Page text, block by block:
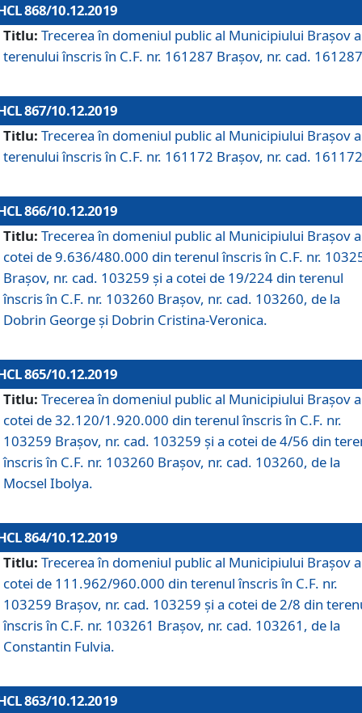
868/10.12.2019
Titlu: Trecerea în domeniul public al Municipiului Braşov a
terenului înscris în C.F. nr. 161287 Brașov, nr. cad.
867/10.12.2019
Titlu: Trecerea în domeniul public al Municipiului Braşov a
terenului înscris în C.F. nr. 161172 Brașov, nr. cad.
866/10.12.2019
Titlu: Trecerea în domeniul public al Municipiului Braşov a
cotei de 9.636/480.000 din terenul înscris în C.F. nr.
Brașov, nr. cad. 103259 și a cotei de 19/224 din terenul
înscris în C.F. nr. 103260 Brașov, nr. cad. 103260, de la
Dobrin George și Dobrin Cristina-Veronica.
865/10.12.2019
Titlu: Trecerea în domeniul public al Municipiului Braşov a
cotei de 32.120/1.920.000 din terenul înscris în C.F. nr.
103259 Brașov, nr. cad. 103259 și a cotei de 4/56 din
înscris în C.F. nr. 103260 Brașov, nr. cad. 103260, de la
Mocsel Ibolya.
864/10.12.2019
Titlu: Trecerea în domeniul public al Municipiului Braşov a
cotei de 111.962/960.000 din terenul înscris în C.F. nr.
103259 Brașov, nr. cad. 103259 și a cotei de 2/8 din
înscris în C.F. nr. 103261 Brașov, nr. cad. 103261, de la
Constantin Fulvia.
863/10.12.2019